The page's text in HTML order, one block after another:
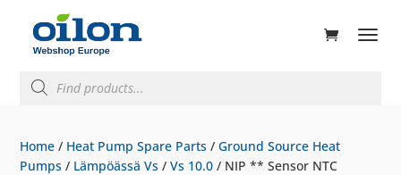
search
Home / Heat Pump Spare Parts /Ground Source Heat
Pumps / Lämpöässä Vs /Vs 10.0 / NIP ** Sensor NTC